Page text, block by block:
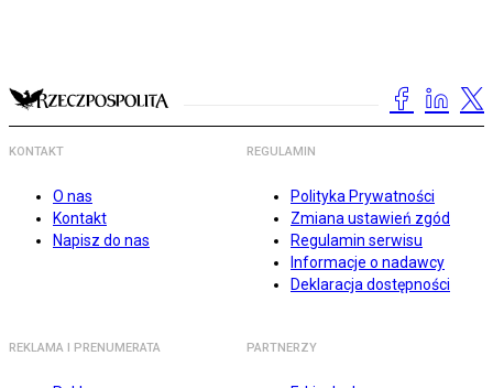
KONTAKT
O nas
Kontakt
Napisz do nas
REGULAMIN
Polityka Prywatności
Zmiana ustawień zgód
Regulamin serwisu
Informacje o nadawcy
Deklaracja dostępności
REKLAMA I PRENUMERATA PARTNERZY